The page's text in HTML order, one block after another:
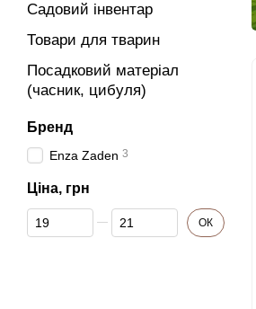
Садовий інвентар
Товари для тварин
Посадковий матеріал
(часник, цибуля)
Бренд
Enza Zaden 3
Ціна, грн
Від Ціна, грн
До Ціна, грн ОК